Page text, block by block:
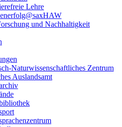
Lehre
und Nachhaltigkeit
Naturwissenschaftliches Zentrum
Auslandsamt